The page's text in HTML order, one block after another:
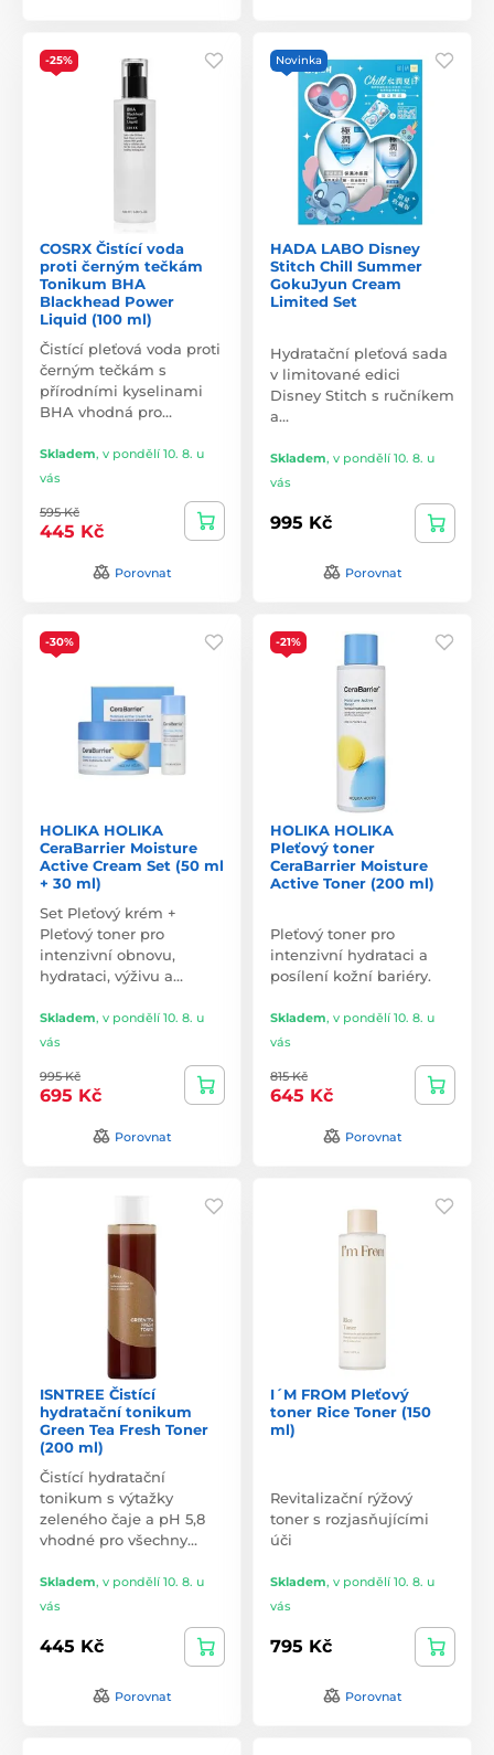
-25%
COSRX Čistící voda
proti černým tečkám
Tonikum BHA
Blackhead Power
Liquid (100 ml)
Čistící pleťová voda proti
černým tečkám s
přírodními kyselinami
BHA vhodná pro…
Skladem, v pondělí 10. 8. u
vás
595 Kč
445 Kč
Porovnat
Novinka
HADA LABO Disney
Stitch Chill Summer
GokuJyun Cream
Limited Set
Hydratační pleťová sada
v limitované edici
Disney Stitch s ručníkem
a…
Skladem, v pondělí 10. 8. u
vás
995 Kč
Porovnat
-30%
HOLIKA HOLIKA
CeraBarrier Moisture
Active Cream Set (50 ml
+ 30 ml)
Set Pleťový krém +
Pleťový toner pro
intenzivní obnovu,
hydrataci, výživu a…
Skladem, v pondělí 10. 8. u
vás
995 Kč
695 Kč
Porovnat
-21%
HOLIKA HOLIKA
Pleťový toner
CeraBarrier Moisture
Active Toner (200 ml)
Pleťový toner pro
intenzivní hydrataci a
posílení kožní bariéry.
Skladem, v pondělí 10. 8. u
vás
815 Kč
645 Kč
Porovnat
ISNTREE Čistící
hydratační tonikum
Green Tea Fresh Toner
(200 ml)
Čistící hydratační
tonikum s výtažky
zeleného čaje a pH 5,8
vhodné pro všechny…
Skladem, v pondělí 10. 8. u
vás
445 Kč
Porovnat
I´M FROM Pleťový
toner Rice Toner (150
ml)
Revitalizační rýžový
toner s rozjasňujícími
úči
Skladem, v pondělí 10. 8. u
vás
795 Kč
Porovnat